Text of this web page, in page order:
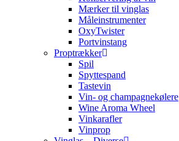
Mærker til vinglas
Måleinstrumenter
OxyTwister
Portvinstang
Proptrækker
Spil
Spyttespand
Tastevin
Vin- og champagnekølere
Wine Aroma Wheel
Vinkarafler
Vinprop